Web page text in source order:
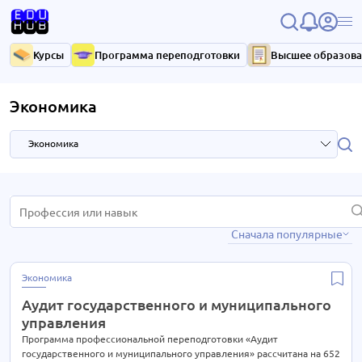
Курсы Программа переподготовки Высшее
Экономика
Экономика
HR и управление персоналом 3 курса
37 курсов
7 курсов
Бухгалтерия
Высший менеджмент
Сначала популярные
Экономика
Аудит государственного и муниципального
управления
Программа профессиональной переподготовки «Аудит
государственного и муниципального управления» рассчитана на 652